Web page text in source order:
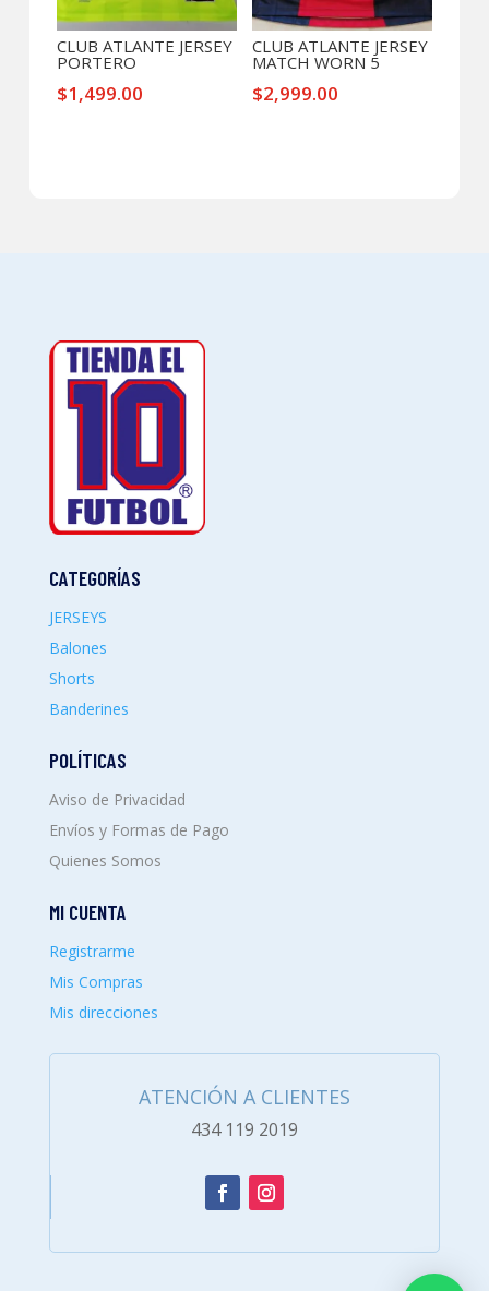
CLUB ATLANTE JERSEY
PORTERO
$1,499.00
CLUB ATLANTE JERSEY
MATCH WORN 5
$2,999.00
CATEGORÍAS
JERSEYS
Balones
Shorts
Banderines
POLÍTICAS
Aviso de Privacidad
Envíos y Formas de Pago
Quienes Somos
MI CUENTA
Registrarme
Mis Compras
Mis direcciones
ATENCIÓN A CLIENTES
434 119 2019